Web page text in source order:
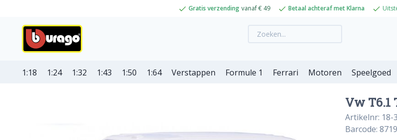
Gratis verzending vanaf € 49 Betaal achteraf met Klarna
1:18 1:24 1:32 1:43 1:50 1:64 Verstappen Formule 1 Ferrari Motoren Speelgoed
Vw T6.1
Artikelnr: 18-
Barcode: